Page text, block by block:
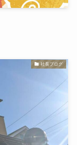
社長ブログ